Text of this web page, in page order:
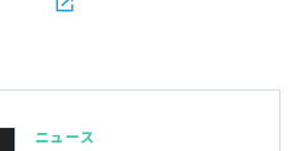
ニュース